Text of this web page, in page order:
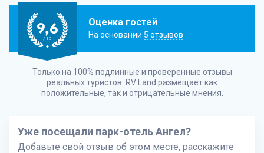
9,6
/ 10
Оценка гостей
На основании 5 отзывов
Только на 100% подлинные и проверенные отзывы
реальных туристов. RV Land размещает как
положительные, так и отрицательные мнения.
Уже посещали парк-отель Ангел?
Добавьте свой отзыв об этом месте, расскажите